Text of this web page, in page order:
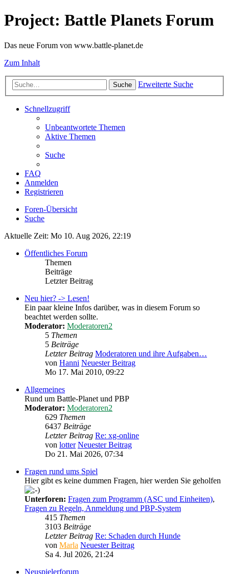
Project: Battle Planets Forum
Das neue Forum von www.battle-planet.de
Zum Inhalt
Suche Erweiterte Suche
Schnellzugriff
Unbeantwortete Themen
Aktive Themen
Suche
FAQ
Anmelden
Registrieren
Foren-Übersicht
Suche
Aktuelle Zeit: Mo 10. Aug 2026, 22:19
Öffentliches Forum
Themen
Beiträge
Letzter Beitrag
Neu hier? -> Lesen!
Ein paar kleine Infos darüber, was in diesem Forum so
beachtet werden sollte.
Moderator: Moderatoren2
5 Themen
5 Beiträge
Letzter Beitrag Moderatoren und ihre Aufgaben…
von Hanni Neuester Beitrag
Mo 17. Mai 2010, 09:22
Allgemeines
Rund um Battle-Planet und PBP
Moderator: Moderatoren2
629 Themen
6437 Beiträge
Letzter Beitrag Re: xg-online
von lotter Neuester Beitrag
Do 21. Mai 2026, 07:34
Fragen rund ums Spiel
Hier gibt es keine dummen Fragen, hier werden Sie geholfen
Unterforen: Fragen zum Programm (ASC und Einheiten),
Fragen zu Regeln, Anmeldung und PBP-System
415 Themen
3103 Beiträge
Letzter Beitrag Re: Schaden durch Hunde
von Marla Neuester Beitrag
Sa 4. Jul 2026, 21:24
Neuspielerforum